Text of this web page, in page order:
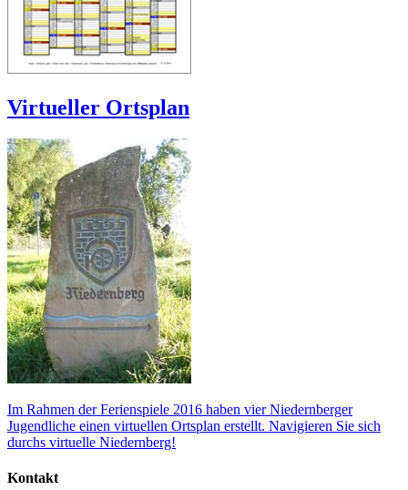
Virtueller Ortsplan
Im Rahmen der Ferienspiele 2016 haben vier Niedernberger
Jugendliche einen virtuellen Ortsplan erstellt. Navigieren Sie sich
durchs virtuelle Niedernberg!
Kontakt